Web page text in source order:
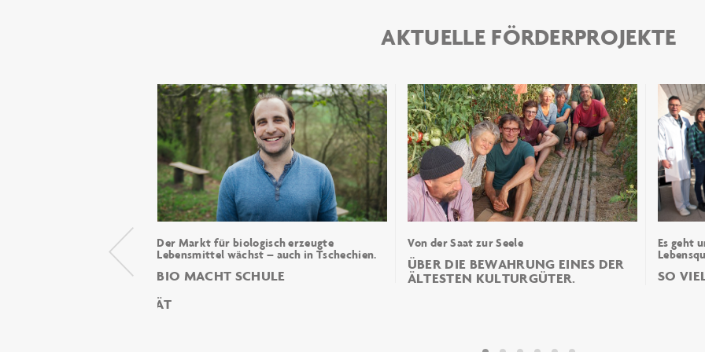
AKTUELLE FÖRDERPROJEKTE
Der Markt für biologisch erzeugte
Lebensmittel wächst – auch in Tschechien.
BIO MACHT SCHULE
Von der Saat zur Seele
ÜBER DIE BEWAHRUNG EINES DER
ÄLTESTEN KULTURGÜTER.
Es geht
SO